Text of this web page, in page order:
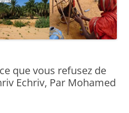
que vous refusez de
Echriv, Par Mohamed